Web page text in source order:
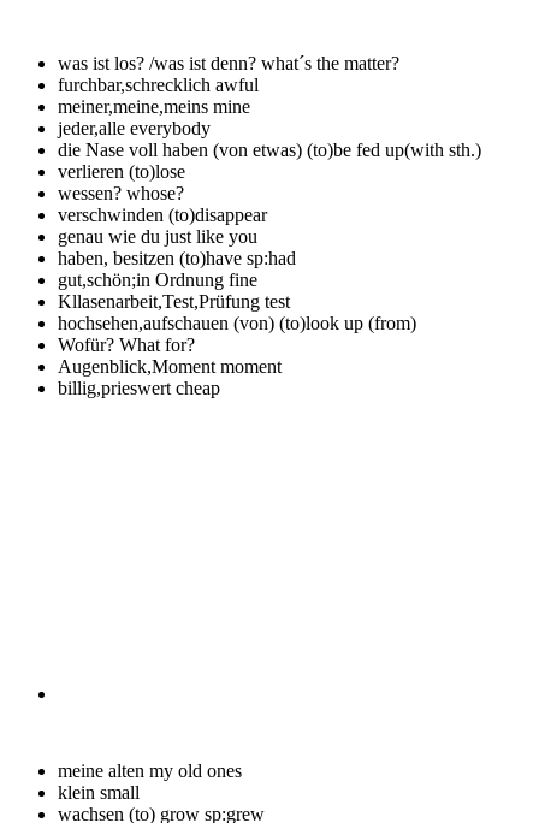
was ist los? /was ist denn? what´s the matter?
furchbar,schrecklich awful
meiner,meine,meins mine
jeder,alle everybody
die Nase voll haben (von etwas) (to)be fed up(with sth.)
verlieren (to)lose
wessen? whose?
verschwinden (to)disappear
genau wie du just like you
haben, besitzen (to)have sp:had
gut,schön;in Ordnung fine
Kllasenarbeit,Test,Prüfung test
hochsehen,aufschauen (von) (to)look up (from)
Wofür? What for?
Augenblick,Moment moment
billig,prieswert cheap
meine alten my old ones
klein small
wachsen (to) grow sp:grew